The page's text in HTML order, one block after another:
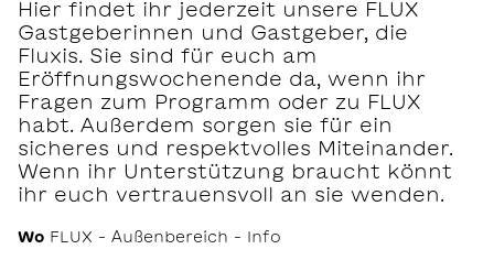
Hier findet ihr jederzeit unsere FLUX
Gastgeberinnen und Gastgeber, die
Fluxis. Sie sind für euch am
Eröffnungswochenende da, wenn ihr
Fragen zum Programm oder zu FLUX
habt. Außerdem sorgen sie für ein
sicheres und respektvolles Miteinander.
Wenn ihr Unterstützung braucht könnt
ihr euch vertrauensvoll an sie wenden.
Wo FLUX – Außenbereich – Info